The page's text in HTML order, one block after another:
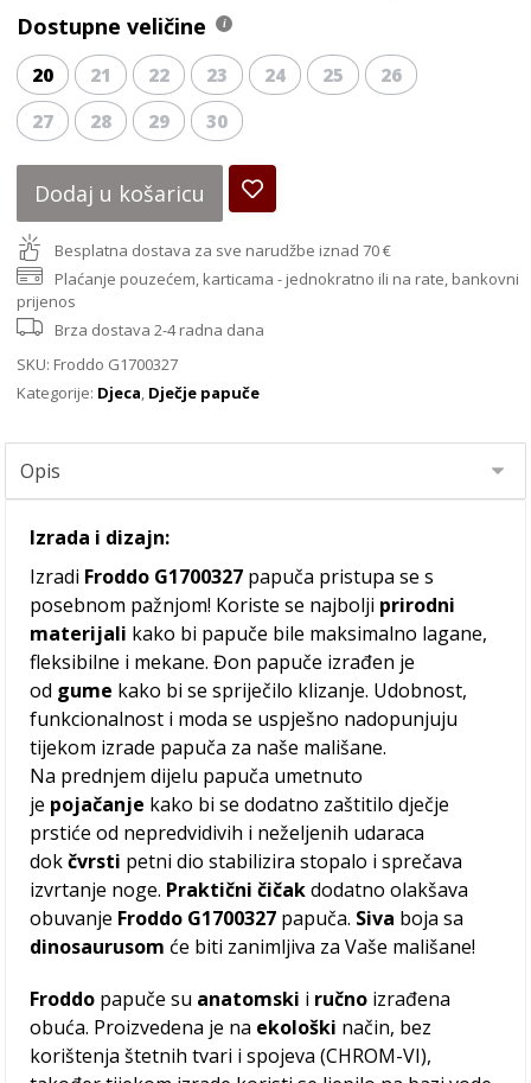
Dostupne veličine
20 21 22 23 24 25
26
27
28 29 30
Dodaj u košaricu
Besplatna dostava za sve narudžbe iznad 70 €
Plaćanje pouzećem, karticama - jednokratno ili na rate, bankovni
prijenos
Brza dostava 2-4 radna dana
SKU: Froddo G1700327
Kategorije: Djeca, Dječje papuče
Izrada i dizajn:
Izradi Froddo G1700327 papuča pristupa se s
posebnom pažnjom! Koriste se najbolji prirodni
materijali kako bi papuče bile maksimalno lagane,
fleksibilne i mekane. Đon papuče izrađen je
od gume kako bi se spriječilo klizanje. Udobnost,
funkcionalnost i moda se uspješno nadopunjuju
tijekom izrade papuča za naše mališane.
Na prednjem dijelu papuča umetnuto
je pojačanje kako bi se dodatno zaštitilo dječje
prstiće od nepredvidivih i neželjenih udaraca
dokčvrsti petni dio stabilizira stopalo i sprečava
izvrtanje noge. Praktični čičakdodatno olakšava
obuvanje Froddo G1700327 papuča. Siva boja sa
dinosaurusom će biti zanimljiva za Vaše mališane!
Froddo papuče su anatomski i ručno izrađena
obuća. Proizvedena je na ekološki način, bez
korištenja štetnih tvari i spojeva (CHROM-VI),